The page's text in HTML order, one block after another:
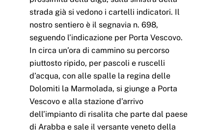
strada già si vedono i cartelli indicatori. Il
nostro sentiero è il segnavia n. 698,
seguendo l’indicazione per Porta Vescovo.
In circa un’ora di cammino su percorso
piuttosto ripido, per pascoli e ruscelli
d’acqua, con alle spalle la regina delle
Dolomiti la Marmolada, si giunge a Porta
Vescovo e alla stazione d’arrivo
dell’impianto di risalita che parte dal paese
di Arabba e sale il versante veneto della